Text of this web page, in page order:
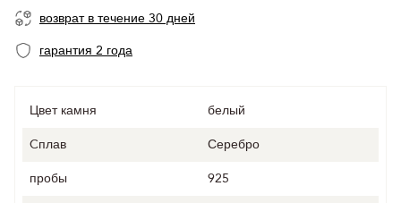
возврат в течение 30 дней
гарантия 2 года
Цвет камня
белый
Cплав
Серебро
пробы
925